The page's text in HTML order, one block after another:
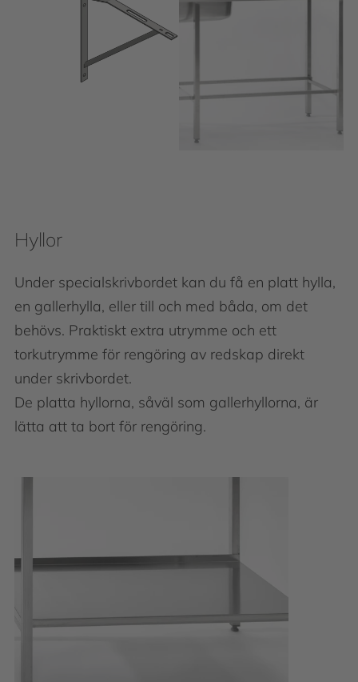
Hyllor
Under specialskrivbordet kan du få en platt hylla,
en gallerhylla, eller till och med båda, om det
behövs. Praktiskt extra utrymme och ett
torkutrymme för rengöring av redskap direkt
under skrivbordet.
De platta hyllorna, såväl som gallerhyllorna, är
lätta att ta bort för rengöring.